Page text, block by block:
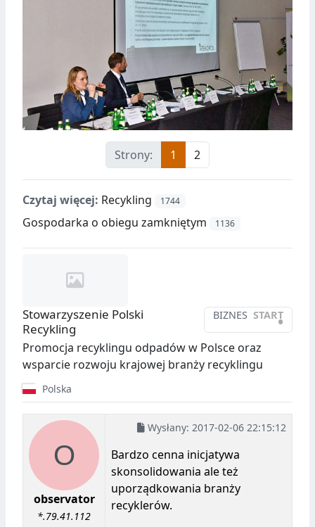
Strony: 1 2
Czytaj więcej: Recykling 1744
Gospodarka o obiegu zamkniętym 1136
BIZNES START
•
Stowarzyszenie Polski
Recykling
Promocja recyklingu odpadów w Polsce oraz
wsparcie rozwoju krajowej branży recyklingu
Polska
observator
*.79.41.112
Wysłany: 2017-02-06 22:15:12
Bardzo cenna inicjatywa
skonsolidowania ale też
uporządkowania branży
recyklerów.